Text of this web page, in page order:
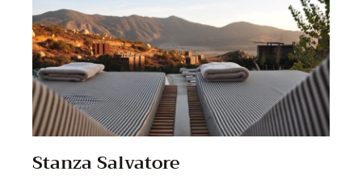
Stanza Salvatore